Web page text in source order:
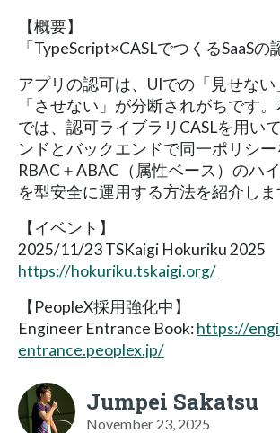
【概要】
「TypeScript×CASLでつくるSaaSの
アプリの認可は、UIでの「見せな
「させない」が分断されがちです
では、認可ライブラリCASLを用い
ンドとバックエンドで同一ポリシー
RBAC＋ABAC（属性ベース）のハ
を型安全に運用する方法を紹介しま
【イベント】
2025/11/23 TSKaigi Hokuriku 2025
https://hokuriku.tskaigi.org/
【PeopleX採用強化中】
Engineer Entrance Book:https://
entrance.peoplex.jp/
Jumpei Sakatsu
November 23, 2025